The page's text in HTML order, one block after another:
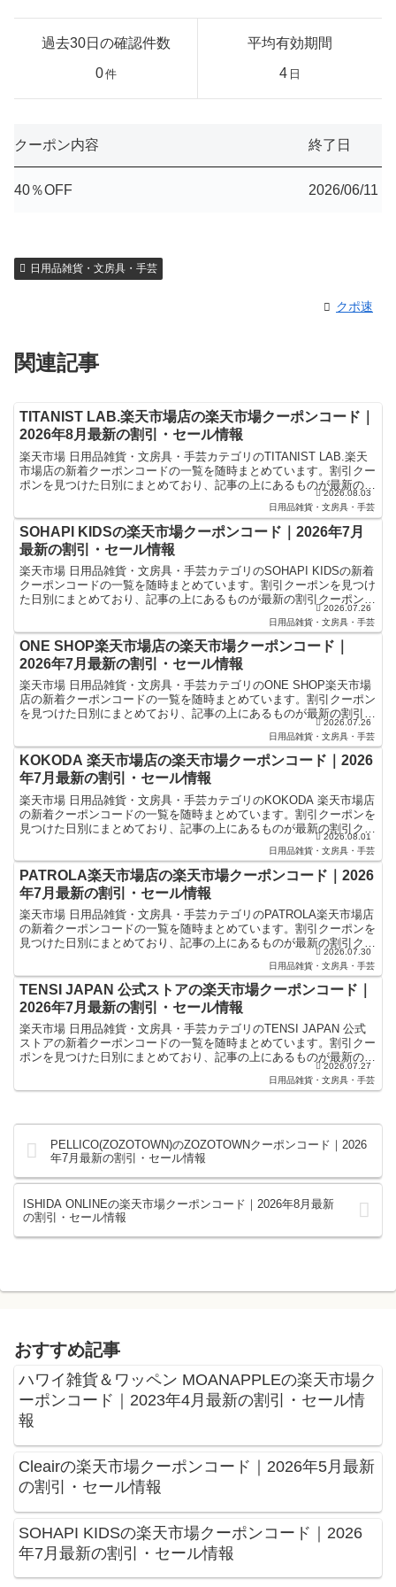
過去30日の確認件数
0件
平均有効期間
4 日
クーポン内容 終了日
40％OFF 2026/06/11
日用品雑貨・文房具・手芸
クポ速
関連記事
TITANIST LAB.楽天市場店の楽天市場クーポンコード｜
2026年8月最新の割引・セール情報
楽天市場 日用品雑貨・文房具・手芸カテゴリのTITANIST LAB.楽天
市場店の新着クーポンコードの一覧を随時まとめています。割引クー
ポンを見つけた日別にまとめており、記事の上にあるものが最新の割
2026.08.03
日用品雑貨・文房具・手芸
SOHAPI KIDSの楽天市場クーポンコード｜2026年7月
最新の割引・セール情報
楽天市場 日用品雑貨・文房具・手芸カテゴリのSOHAPI KIDSの新着
クーポンコードの一覧を随時まとめています。割引クーポンを見つけ
た日別にまとめており、記事の上にあるものが最新の割引クーポンに
2026.07.26
日用品雑貨・文房具・手芸
ONE SHOP楽天市場店の楽天市場クーポンコード｜
2026年7月最新の割引・セール情報
楽天市場 日用品雑貨・文房具・手芸カテゴリのONE SHOP楽天市場
店の新着クーポンコードの一覧を随時まとめています。割引クーポン
を見つけた日別にまとめており、記事の上にあるものが最新の割引ク
2026.07.26
日用品雑貨・文房具・手芸
KOKODA 楽天市場店の楽天市場クーポンコード｜2026
年7月最新の割引・セール情報
楽天市場 日用品雑貨・文房具・手芸カテゴリのKOKODA 楽天市場店
の新着クーポンコードの一覧を随時まとめています。割引クーポンを
見つけた日別にまとめており、記事の上にあるものが最新の割引クー
2026.08.01
日用品雑貨・文房具・手芸
PATROLA楽天市場店の楽天市場クーポンコード｜2026
年7月最新の割引・セール情報
楽天市場 日用品雑貨・文房具・手芸カテゴリのPATROLA楽天市場店
の新着クーポンコードの一覧を随時まとめています。割引クーポンを
見つけた日別にまとめており、記事の上にあるものが最新の割引クー
2026.07.30
日用品雑貨・文房具・手芸
TENSI JAPAN 公式ストアの楽天市場クーポンコード｜
2026年7月最新の割引・セール情報
楽天市場 日用品雑貨・文房具・手芸カテゴリのTENSI JAPAN 公式
ストアの新着クーポンコードの一覧を随時まとめています。割引クー
ポンを見つけた日別にまとめており、記事の上にあるものが最新の割
2026.07.27
日用品雑貨・文房具・手芸
PELLICO(ZOZOTOWN)のZOZOTOWNクーポンコード｜2026
年7月最新の割引・セール情報
ISHIDA ONLINEの楽天市場クーポンコード｜2026年8月最新
の割引・セール情報
おすすめ記事
ハワイ雑貨＆ワッペン MOANAPPLEの楽天市場ク
ーポンコード｜2023年4月最新の割引・セール情
報
Cleairの楽天市場クーポンコード｜2026年5月最新
の割引・セール情報
SOHAPI KIDSの楽天市場クーポンコード｜2026
年7月最新の割引・セール情報